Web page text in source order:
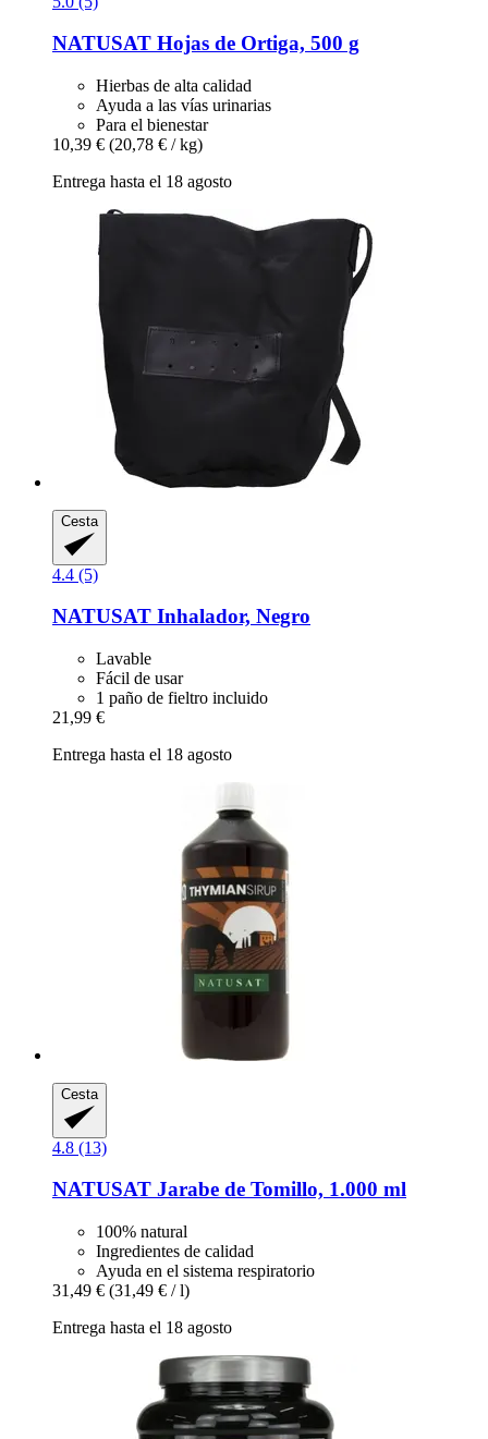
NATUSAT Hojas de Ortiga, 500 g
Hierbas de alta calidad
Ayuda a las vías urinarias
Para el bienestar
10,39 € (20,78 € / kg)
Entrega hasta el 18 agosto
Cesta
4.4 (5)
NATUSAT Inhalador, Negro
Lavable
Fácil de usar
1 paño de fieltro incluido
21,99 €
Entrega hasta el 18 agosto
Cesta
4.8 (13)
NATUSAT Jarabe de Tomillo, 1.000 ml
100% natural
Ingredientes de calidad
Ayuda en el sistema respiratorio
31,49 € (31,49 € / l)
Entrega hasta el 18 agosto